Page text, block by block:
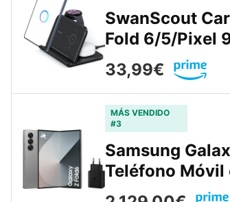
SwanScout
Fold 6/5/Pixel
33,99€
MÁS VENDIDO
#3
Samsung
Teléfono Móvil